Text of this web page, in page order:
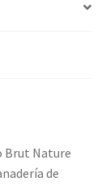
Brut Nature
de